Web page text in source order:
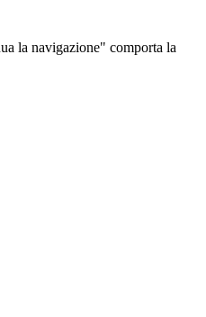
la navigazione" comporta la